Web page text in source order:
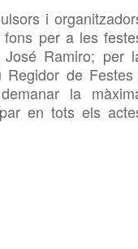
i
fons per a les
José Ramiro; per
Regidor de
la
en tots els